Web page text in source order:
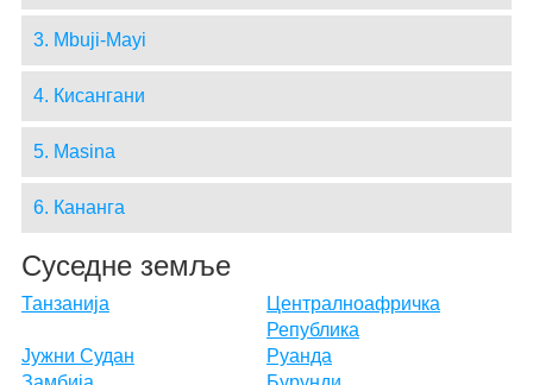
3. Mbuji-Mayi
4. Кисангани
5. Masina
6. Кананга
Суседне земље
Танзанија
Централноафричка
Република
Јужни Судан
Руанда